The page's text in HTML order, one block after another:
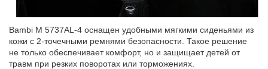
Bambi M 5737AL-4 оснащен удобными мягкими сиденьями из
кожи с 2-точечными ремнями безопасности. Такое решение
не только обеспечивает комфорт, но и защищает детей от
травм при резких поворотах или торможениях.